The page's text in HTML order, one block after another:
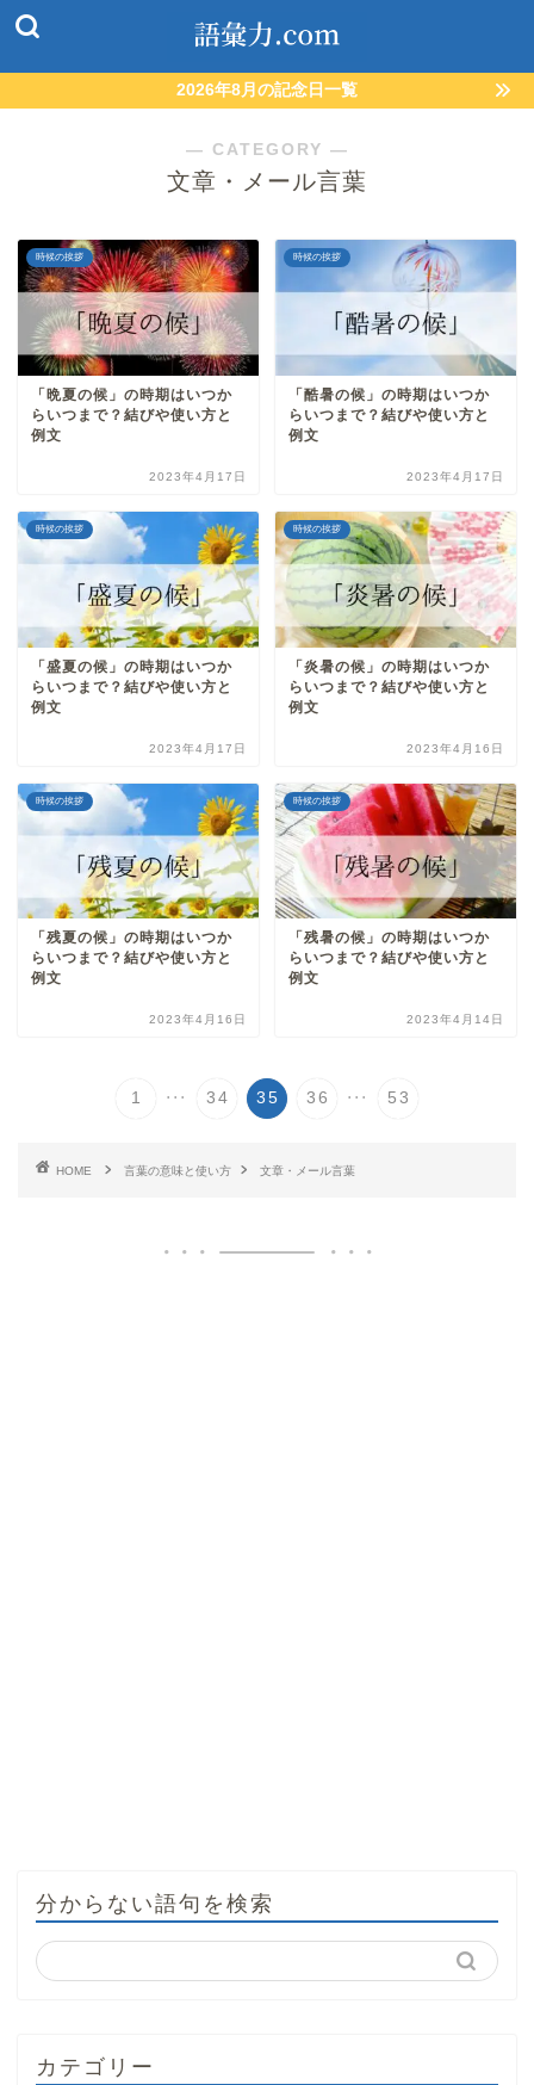
2026年8月の記念日一覧
― CATEGORY ―
文章・メール言葉
時候の挨拶
「晩夏の候」の時期はいつか
らいつまで？結びや使い方と
例文
2023年4月17日
時候の挨拶
「酷暑の候」の時期はいつか
らいつまで？結びや使い方と
例文
2023年4月17日
時候の挨拶
「盛夏の候」の時期はいつか
らいつまで？結びや使い方と
例文
2023年4月17日
時候の挨拶
「炎暑の候」の時期はいつか
らいつまで？結びや使い方と
例文
2023年4月16日
時候の挨拶
「残夏の候」の時期はいつか
らいつまで？結びや使い方と
例文
2023年4月16日
時候の挨拶
「残暑の候」の時期はいつか
らいつまで？結びや使い方と
例文
2023年4月14日
1 ... 34 35 36 ... 53
HOME 言葉の意味と使い方 文章・メール言葉
分からない語句を検索
カテゴリー